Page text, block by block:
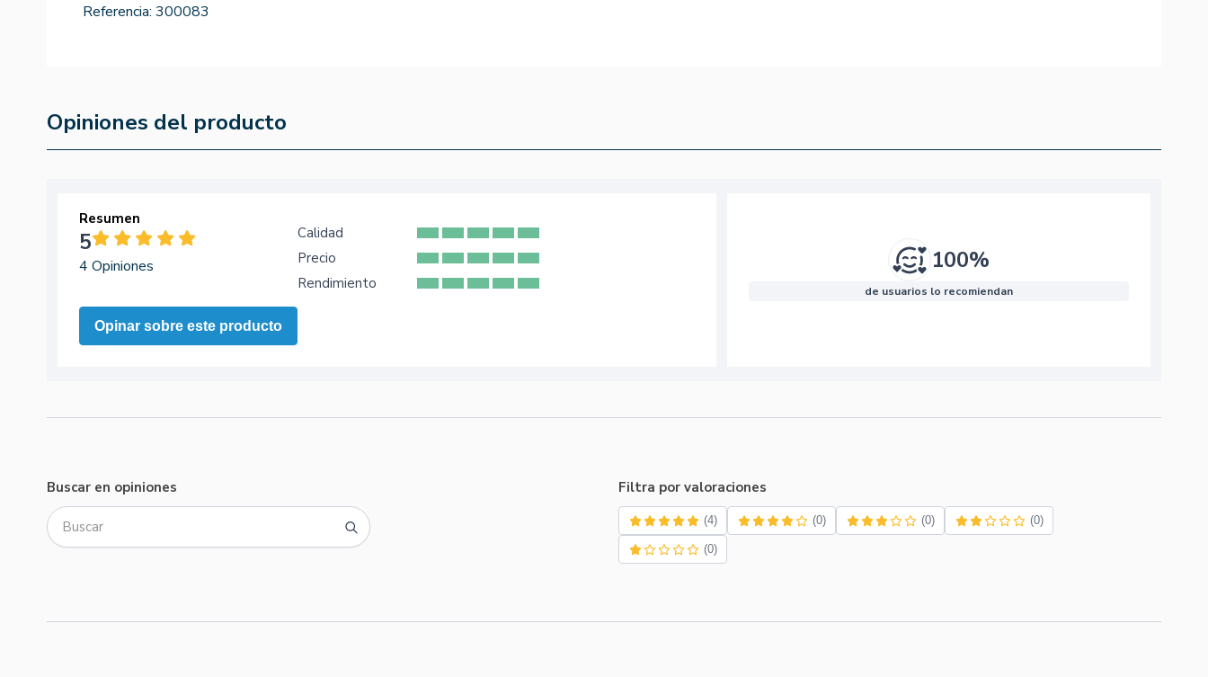
Referencia: 300083
Opiniones del producto
Resumen
5
4 Opiniones
Opinar sobre este producto
Calidad
Precio
Rendimiento
100%
de usuarios lo recomiendan
Buscar en opiniones Filtra por valoraciones
(4) (0) (0) (0)
(0)